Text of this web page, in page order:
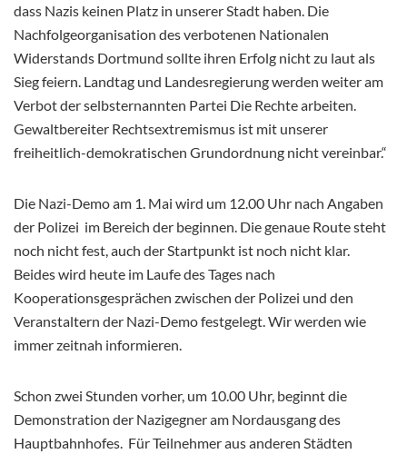
dass Nazis keinen Platz in unserer Stadt haben. Die
Nachfolgeorganisation des verbotenen Nationalen
Widerstands Dortmund sollte ihren Erfolg nicht zu laut als
Sieg feiern. Landtag und Landesregierung werden weiter am
Verbot der selbsternannten Partei Die Rechte arbeiten.
Gewaltbereiter Rechtsextremismus ist mit unserer
freiheitlich-demokratischen Grundordnung nicht vereinbar.“
Die Nazi-Demo am 1. Mai wird um 12.00 Uhr nach Angaben
der Polizei im Bereich der beginnen. Die genaue Route steht
noch nicht fest, auch der Startpunkt ist noch nicht klar.
Beides wird heute im Laufe des Tages nach
Kooperationsgesprächen zwischen der Polizei und den
Veranstaltern der Nazi-Demo festgelegt. Wir werden wie
immer zeitnah informieren.
Schon zwei Stunden vorher, um 10.00 Uhr, beginnt die
Demonstration der Nazigegner am Nordausgang des
Hauptbahnhofes. Für Teilnehmer aus anderen Städten